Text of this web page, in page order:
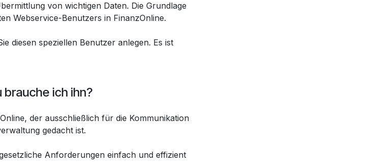
von wichtigen Daten. Die Grundlage
Webservice-Benutzers in FinanzOnline.
diesen speziellen Benutzer anlegen. Es ist
ich ihn?
der ausschließlich für die Kommunikation
gedacht ist.
Anforderungen einfach und effizient